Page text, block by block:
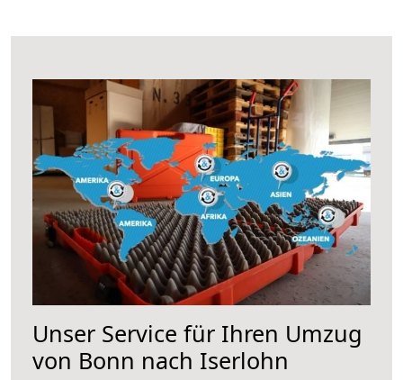
Unser Service für Ihren Umzug
von Bonn nach Iserlohn